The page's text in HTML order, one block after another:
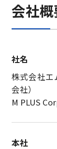
会社
社名
株式会社
会社）
M PLUS
本社